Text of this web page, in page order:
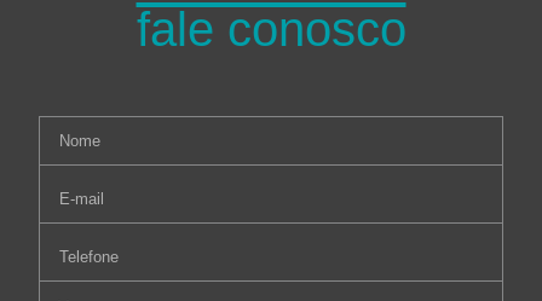
fale conosco